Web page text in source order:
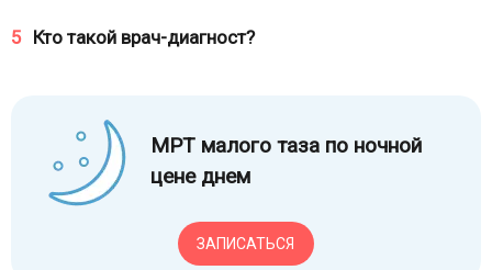
МРТ малого таза по ночной
цене днем
ЗАПИСАТЬСЯ
5 Кто такой врач-диагност?